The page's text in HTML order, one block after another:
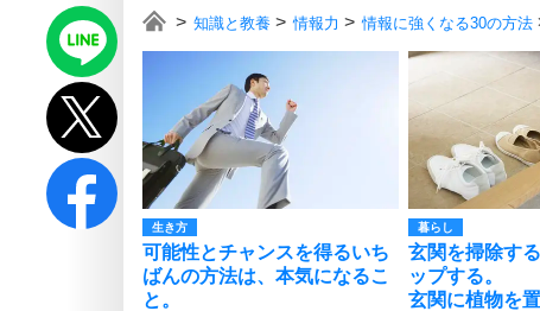
知識と教養 情報力 情報に強くなる30の方法
生き方
可能性とチャンスを得るいち
ばんの方法は、本気になるこ
と。
暮らし
玄関を掃除す
ップする。
玄関に植物を